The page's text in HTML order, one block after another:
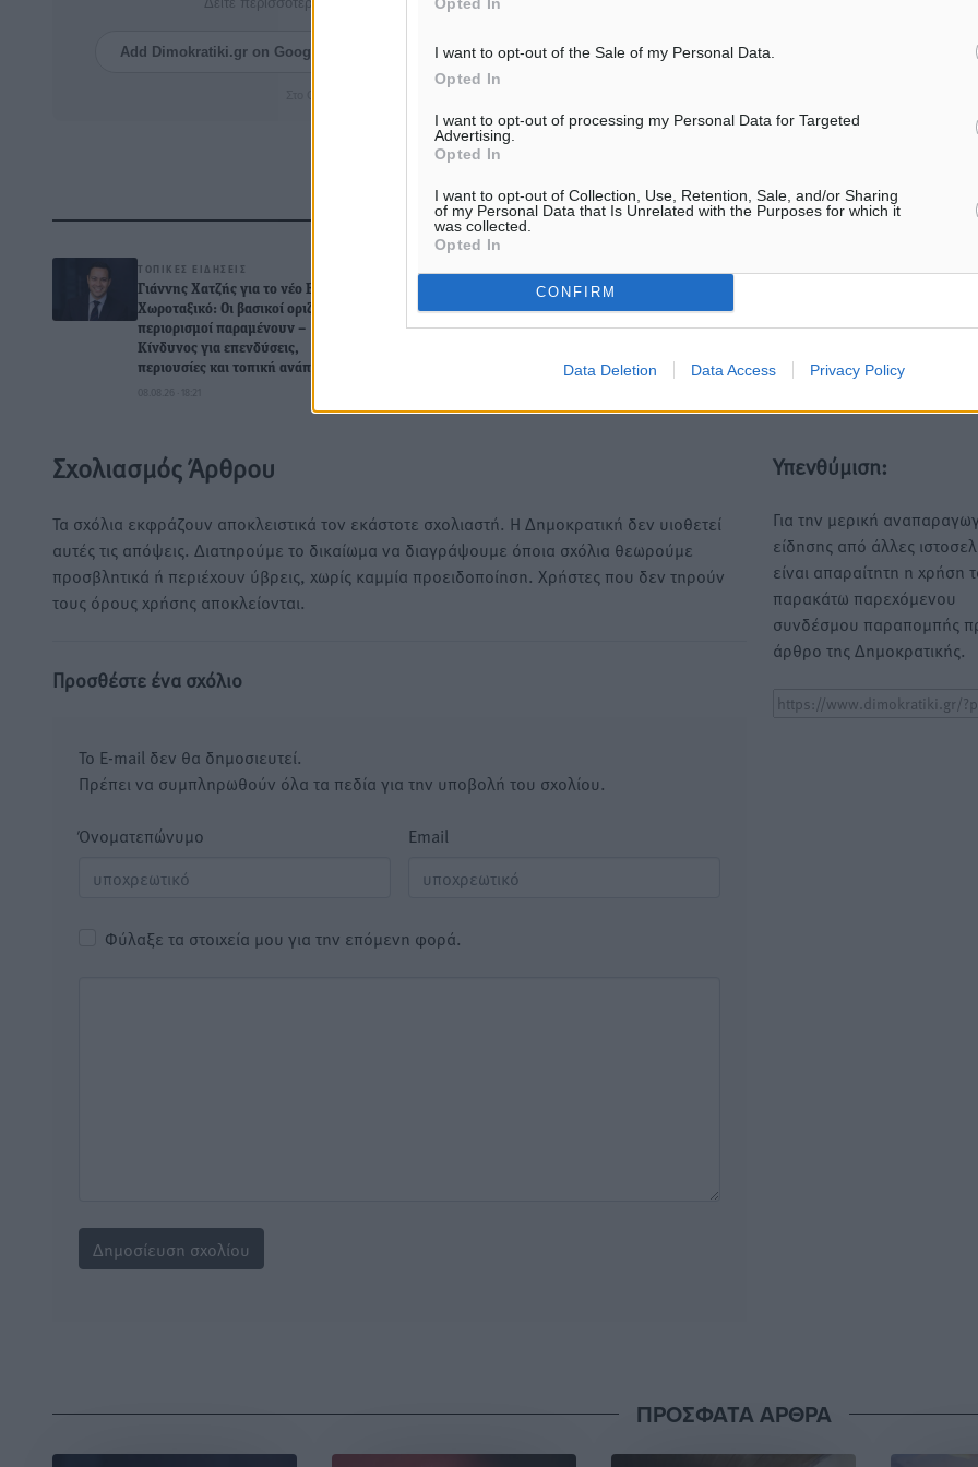
I want to opt-out of the Sale of my Personal Data.
Opted In
I want to opt-out of processing my Personal Data for Targeted
Advertising.
Opted In
I want to opt-out of Collection, Use, Retention, Sale, and/or Sharing
of my Personal Data that Is Unrelated with the Purposes for which it
was collected.
Opted In
CONFIRM
Data Deletion Data Access Privacy Policy
Add Dimokratiki.gr on Google ↗ Ακολουθήστε μας στο Google News ★ ↗
ΔΙΑΒΑΣΕ ΕΠΙΣΗΣ
ΤΟΠΙΚΈΣ ΕΙΔΉΣΕΙΣ
Γιάννης Χατζής για το νέο Ειδικό
Χωροταξικό: Οι βασικοί οριζόντιοι
περιορισμοί παραμένουν –
Κίνδυνος για επενδύσεις,
περιουσίες και τοπική ανάπτυξη
08.08.26 · 18:21
ΤΟΠΙΚΈΣ ΕΙΔΉΣΕΙΣ
Στον Άγιο Νικόλαο Χάλκης
ανοίγει ξανά το ανανεωμένο
εκκλησιαστικό μουσείο από τη
ΤΟΠΙΚΈΣ ΕΙΔΉΣΕΙΣ
κρουαζιερόπλοια
Σχολιασμός Άρθρου
Τα σχόλια εκφράζουν αποκλειστικά τον εκάστοτε σχολιαστή. Η Δημοκρατική δεν υιοθετεί
αυτές τις απόψεις. Διατηρούμε το δικαίωμα να διαγράψουμε όποια σχόλια θεωρούμε
προσβλητικά ή περιέχουν ύβρεις, χωρίς καμμία προειδοποίηση. Χρήστες που δεν τηρούν
τους όρους χρήσης αποκλείονται.
Προσθέστε ένα σχόλιο
Το E-mail δεν θα δημοσιευτεί.
Πρέπει να συμπληρωθούν όλα τα πεδία για την υποβολή του σχολίου.
Όνοματεπώνυμο Email
Φύλαξε τα στοιχεία μου για την επόμενη φορά.
Υπενθύμιση:
Για την μερική
είδησης από άλλες
είναι απαραίτητη η χρήση
παρακάτω παρεχόμενου
συνδέσμου παραπομπής
άρθρο της Δημοκρατικής.
ΠΡΟΣΦΑΤΑ ΑΡΘΡΑ